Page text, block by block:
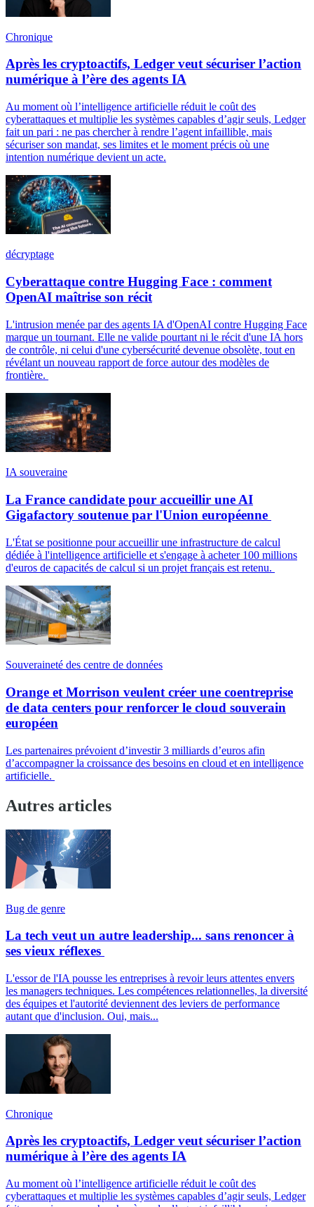
Chronique
Après les cryptoactifs, Ledger veut sécuriser l’action
numérique à l’ère des agents IA
Au moment où l’intelligence artificielle réduit le coût des
cyberattaques et multiplie les systèmes capables d’agir seuls, Ledger
fait un pari : ne pas chercher à rendre l’agent infaillible, mais
sécuriser son mandat, ses limites et le moment précis où une
intention numérique devient un acte.
décryptage
Cyberattaque contre Hugging Face : comment
OpenAI maîtrise son récit
L'intrusion menée par des agents IA d'OpenAI contre Hugging Face
marque un tournant. Elle ne valide pourtant ni le récit d'une IA hors
de contrôle, ni celui d'une cybersécurité devenue obsolète, tout en
révélant un nouveau rapport de force autour des modèles de
frontière.
IA souveraine
La France candidate pour accueillir une AI
Gigafactory soutenue par l'Union européenne
L'État se positionne pour accueillir une infrastructure de calcul
dédiée à l'intelligence artificielle et s'engage à acheter 100 millions
d'euros de capacités de calcul si un projet français est retenu.
Souveraineté des centre de données
Orange et Morrison veulent créer une coentreprise
de data centers pour renforcer le cloud souverain
européen
Les partenaires prévoient d’investir 3 milliards d’euros afin
d’accompagner la croissance des besoins en cloud et en intelligence
artificielle.
Autres articles
Bug de genre
La tech veut un autre leadership... sans renoncer à
ses vieux réflexes
L'essor de l'IA pousse les entreprises à revoir leurs attentes envers
les managers techniques. Les compétences relationnelles, la diversité
des équipes et l'autorité deviennent des leviers de performance
autant que d'inclusion. Oui, mais...
Chronique
Après les cryptoactifs, Ledger veut sécuriser l’action
numérique à l’ère des agents IA
Au moment où l’intelligence artificielle réduit le coût des
cyberattaques et multiplie les systèmes capables d’agir seuls, Ledger